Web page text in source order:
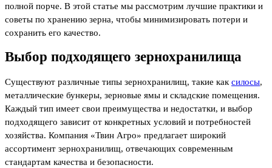
полной порче. В этой статье мы рассмотрим лучшие практики и
советы по хранению зерна, чтобы минимизировать потери и
сохранить его качество.
Выбор подходящего зернохранилища
Существуют различные типы зернохранилищ, такие как силосы,
металлические бункеры, зерновые ямы и складские помещения.
Каждый тип имеет свои преимущества и недостатки, и выбор
подходящего зависит от конкретных условий и потребностей
хозяйства. Компания «Твин Агро» предлагает широкий
ассортимент зернохранилищ, отвечающих современным
стандартам качества и безопасности.